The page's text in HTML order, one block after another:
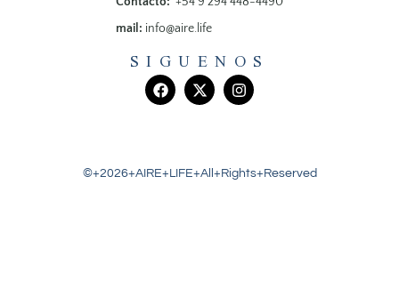
mail: info@aire.life
SIGUENOS
©+2026+AIRE+LIFE+All+Rights+Reserved